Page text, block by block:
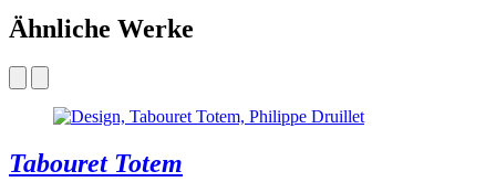
Ähnliche Werke
Tabouret Totem